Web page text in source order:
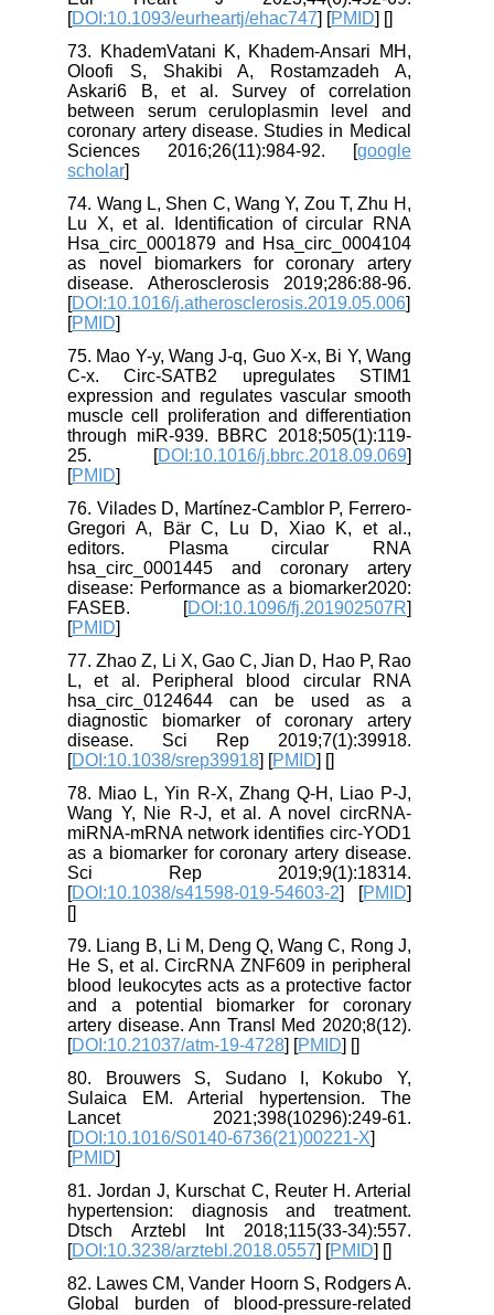
[DOI:10.1093/eurheartj/ehac747] [PMID] [
73. KhademVatani K, Khadem-Ansari MH,
Oloofi S, Shakibi A, Rostamzadeh A,
Askari6 B, et al. Survey of correlation
between serum ceruloplasmin level and
coronary artery disease. Studies in Medical
Sciences 2016;26(11):984-92. [google
scholar
74. Wang L, Shen C, Wang Y, Zou T, Zhu H,
Lu X, et al. Identification of circular RNA
Hsa_circ_0001879 and Hsa_circ_0004104
as novel biomarkers for coronary artery
disease. Atherosclerosis 2019;286:88-96.
[DOI:10.1016/j.atherosclerosis.2019.05.006
[PMID
75. Mao Y-y, Wang J-q, Guo X-x, Bi Y, Wang
C-x. Circ-SATB2 upregulates STIM1
expression and regulates vascular smooth
muscle cell proliferation and differentiation
through miR-939. BBRC 2018;505(1):119-
25. [DOI:10.1016/j.bbrc.2018.09.069
[PMID
76. Vilades D, Martínez-Camblor P, Ferrero-
Gregori A, Bär C, Lu D, Xiao K, et al.,
editors. Plasma circular RNA
hsa_circ_0001445 and coronary artery
disease: Performance as a biomarker2020:
FASEB. [DOI:10.1096/fj.201902507R
[PMID
77. Zhao Z, Li X, Gao C, Jian D, Hao P, Rao
L, et al. Peripheral blood circular RNA
hsa_circ_0124644 can be used as a
diagnostic biomarker of coronary artery
disease. Sci Rep 2019;7(1):39918.
[DOI:10.1038/srep39918] [PMID] [
78. Miao L, Yin R-X, Zhang Q-H, Liao P-J,
Wang Y, Nie R-J, et al. A novel circRNA-
miRNA-mRNA network identifies circ-YOD1
as a biomarker for coronary artery disease.
Sci Rep 2019;9(1):18314.
[DOI:10.1038/s41598-019-54603-2 ] [PMID
79. Liang B, Li M, Deng Q, Wang C, Rong J,
He S, et al. CircRNA ZNF609 in peripheral
blood leukocytes acts as a protective factor
and a potential biomarker for coronary
artery disease. Ann Transl Med 2020;8(12).
[DOI:10.21037/atm-19-4728] [PMID] [
80. Brouwers S, Sudano I, Kokubo Y,
Sulaica EM. Arterial hypertension. The
Lancet 2021;398(10296):249-61.
[DOI:10.1016/S0140-6736(21)00221-X
[PMID
81. Jordan J, Kurschat C, Reuter H. Arterial
hypertension: diagnosis and treatment.
Dtsch Arztebl Int 2018;115(33-34):557.
[DOI:10.3238/arztebl.2018.0557] [PMID] [
82. Lawes CM, Vander Hoorn S, Rodgers A.
Global burden of blood-pressure-related